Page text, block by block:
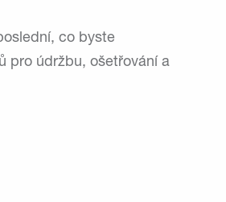
co byste
pro údržbu, ošetřování a